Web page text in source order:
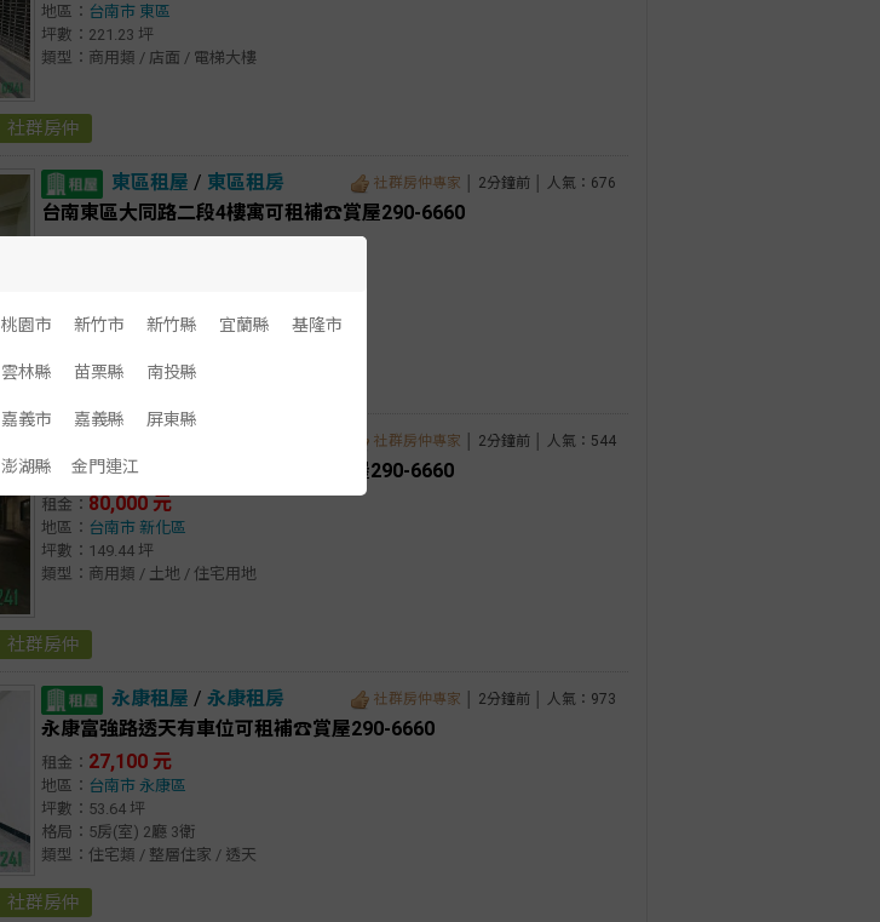
桃園市 新竹市 新竹縣 宜蘭縣 基隆市
雲林縣 苗栗縣 南投縣
嘉義市 嘉義縣 屏東縣
澎湖縣 金門連江
地區： 台南市 東區
坪數：221.23 坪
類型：商用類 / 店面 / 電梯大樓
社群房仲
東區租屋 / 東區租房 社群房仲專家 │ 2分鐘前 │ 人氣：676
台南東區大同路二段4樓寓可租補☎️賞屋290-6660
格局：3房(室) 1廳 1衛
社群房仲
社群房仲專家 │ 2分鐘前 │ 人氣：544
新化竹子腳天車辦公室廠房出租☎️賞屋290-6660
租金： 80,000 元
地區： 台南市 新化區
坪數：149.44 坪
類型：商用類 / 土地 / 住宅用地
社群房仲
永康租屋 / 永康租房 社群房仲專家 │ 2分鐘前 │ 人氣：973
永康富強路透天有車位可租補☎️賞屋290-6660
租金： 27,100 元
地區： 台南市 永康區
坪數：53.64 坪
格局：5房(室) 2廳 3衛
類型：住宅類 / 整層住家 / 透天
社群房仲